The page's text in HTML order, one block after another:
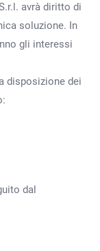
avrà diritto di
soluzione. In
gli interessi
disposizione dei
dal